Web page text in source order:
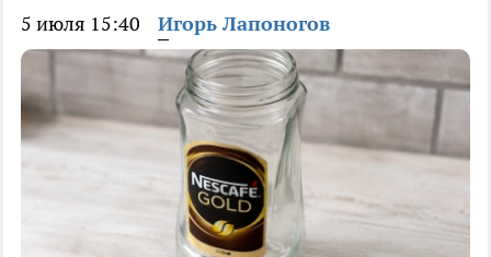
5 июля 15:40 Игорь Лапоногов